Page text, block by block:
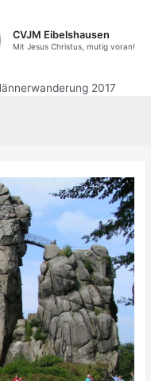
CVJM Eibelshausen
Mit Jesus Christus, mutig voran!
2017